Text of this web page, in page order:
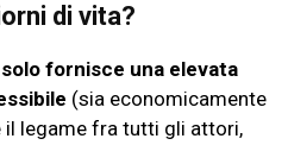
di vita?
fornisce una elevata
(sia economicamente
legame fra tutti gli attori,